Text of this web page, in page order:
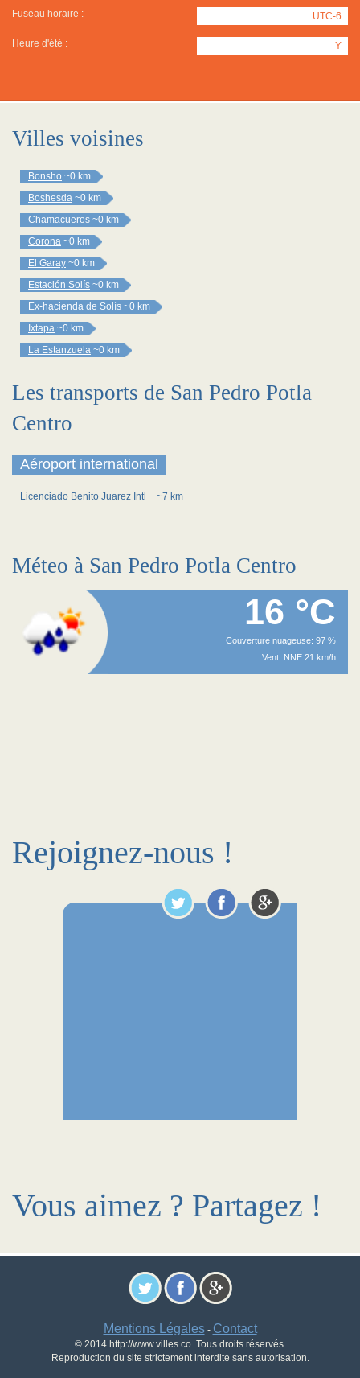
Fuseau horaire : UTC-6
Heure d'été : Y
Villes voisines
Bonsho ~0 km
Boshesda ~0 km
Chamacueros ~0 km
Corona ~0 km
El Garay ~0 km
Estación Solís ~0 km
Ex-hacienda de Solís ~0 km
Ixtapa ~0 km
La Estanzuela ~0 km
Les transports de San Pedro Potla
Centro
Aéroport international
Licenciado Benito Juarez Intl ~7 km
Méteo à San Pedro Potla Centro
16 °C
Couverture nuageuse: 97 %
Vent: NNE 21 km/h
Rejoignez-nous !
Vous aimez ? Partagez !
Mentions Légales- Contact
© 2014 http://www.villes.co. Tous droits réservés.
Reproduction du site strictement interdite sans autorisation.